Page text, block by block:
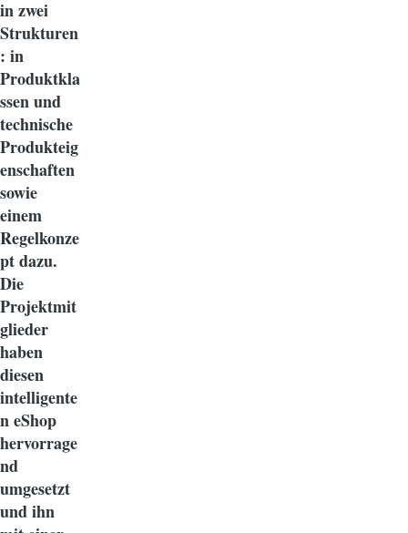
in zwei
Strukturen
: in
Produktkla
ssen und
technische
Produkteig
enschaften
sowie
einem
Regelkonze
pt dazu.
Die
Projektmit
glieder
haben
diesen
intelligente
n eShop
hervorrage
nd
umgesetzt
und ihn